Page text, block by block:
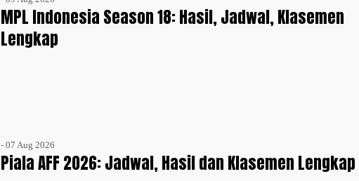
MPL Indonesia Season 18: Hasil, Jadwal, Klasemen
Lengkap
- 07 Aug 2026
Piala AFF 2026: Jadwal, Hasil dan Klasemen Lengkap